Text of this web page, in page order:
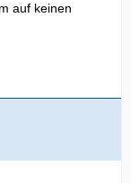
auf keinen